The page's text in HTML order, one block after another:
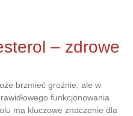
– zdrowe
brzmieć groźnie, ale w
funkcjonowania
ma kluczowe znaczenie dla